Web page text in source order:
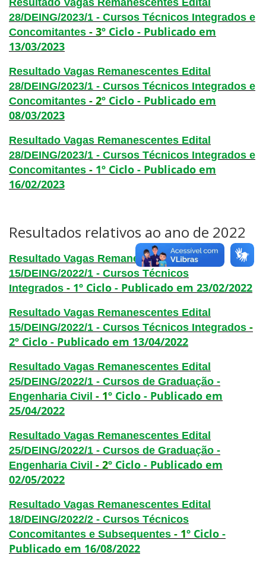
Transferências e Retornos
Provas e Gabaritos
Estatísticas dos Processos Seletivos
28/DEING/2023/1 - Cursos Técnicos Integrados e
Concomitantes - 3º Ciclo - Publicado em
13/03/2023
Resultado Vagas Remanescentes Edital
28/DEING/2023/1 - Cursos Técnicos Integrados e
Concomitantes - 2º Ciclo - Publicado em
08/03/2023
Resultado Vagas Remanescentes Edital
28/DEING/2023/1 - Cursos Técnicos Integrados e
Concomitantes - 1º Ciclo - Publicado em
16/02/2023
Resultados relativos ao ano de 2022
Resultado Vagas Remanescentes Edital
15/DEING/2022/1 - Cursos Técnicos
Integrados - 1º Ciclo - Publicado em 23/02/2022
Resultado Vagas Remanescentes Edital
15/DEING/2022/1 - Cursos Técnicos Integrados -
2º Ciclo - Publicado em 13/04/2022
Resultado Vagas Remanescentes Edital
25/DEING/2022/1 - Cursos de Graduação -
Engenharia Civil - 1º Ciclo - Publicado em
25/04/2022
Resultado Vagas Remanescentes Edital
25/DEING/2022/1 - Cursos de Graduação -
Engenharia Civil - 2º Ciclo - Publicado em
02/05/2022
Resultado Vagas Remanescentes Edital
18/DEING/2022/2 - Cursos Técnicos
Concomitantes e Subsequentes - 1º Ciclo -
Publicado em 16/08/2022